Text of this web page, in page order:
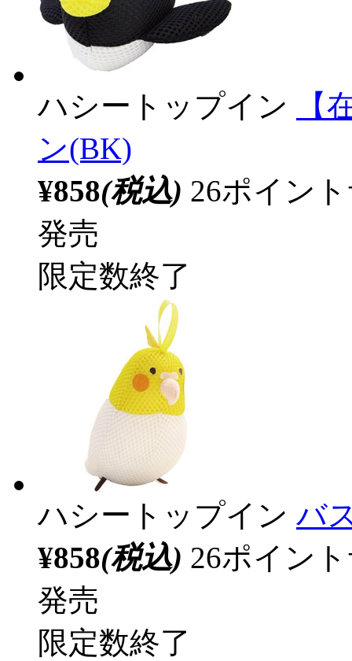
ハシートップイン
【
ン(BK)
¥858(税込) 26ポイン
発売
限定数終了
ハシートップイン バ
¥858(税込) 26ポイン
発売
限定数終了